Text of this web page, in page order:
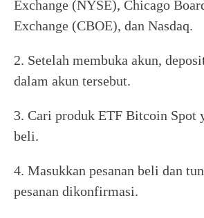
Exchange (NYSE), Chicago
Exchange (CBOE), dan Nasdaq.
2. Setelah membuka akun,
dalam akun tersebut.
3. Cari produk ETF Bitcoin Spot
beli.
4. Masukkan pesanan beli dan
pesanan dikonfirmasi.